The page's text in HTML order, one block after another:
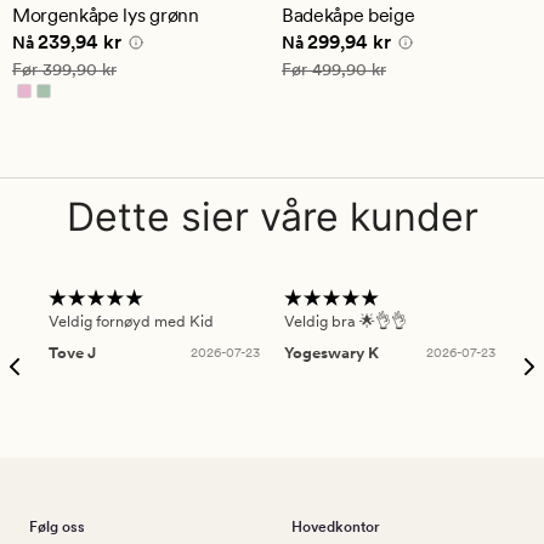
Morgenkåpe lys grønn
Nåværende pris
Nå239,94 kr
Vanlig pris 399,90 kr
Før399,90 kr
gjennomsnittlig
vurdering
på
4.5
Badekåpe beige
Nåværende pris
Nå299,94 kr
Vanlig pris 499,90 kr
Før499,90 kr
Dette sier våre kunder
Veldig fornøyd med Kid
Tove J
2026-07-23
Veldig bra 🌟👌👌
Yogeswary K
2026-07-23
Følg oss Hovedkontor